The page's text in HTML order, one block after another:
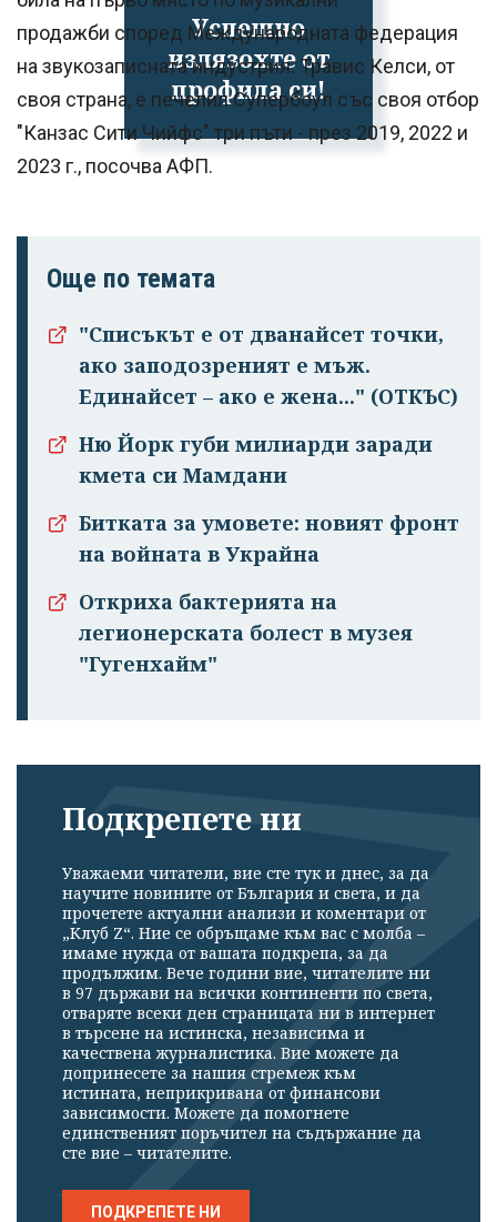
Успешно
излязохте от
профила си!
продажби според Международната федерация
на звукозаписната индустрия. Травис Келси, от
своя страна, е печелил Супербоул със своя отбор
"Канзас Сити Чийфс" три пъти - през 2019, 2022 и
2023 г., посочва АФП.
Още по темата
"Списъкът е от дванайсет точки,
ако заподозреният е мъж.
Единайсет – ако е жена..." (ОТКЪС)
Ню Йорк губи милиарди заради
кмета си Мамдани
Битката за умовете: новият фронт
на войната в Украйна
Откриха бактерията на
легионерската болест в музея
"Гугенхайм"
Подкрепете ни
Уважаеми читатели, вие сте тук и днес, за да
научите новините от България и света, и да
прочетете актуални анализи и коментари от
„Клуб Z“. Ние се обръщаме към вас с молба –
имаме нужда от вашата подкрепа, за да
продължим. Вече години вие, читателите ни
в 97 държави на всички континенти по света,
отваряте всеки ден страницата ни в интернет
в търсене на истинска, независима и
качествена журналистика. Вие можете да
допринесете за нашия стремеж към
истината, неприкривана от финансови
зависимости. Можете да помогнете
единственият поръчител на съдържание да
сте вие – читателите.
ПОДКРЕПЕТЕ НИ